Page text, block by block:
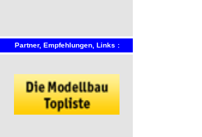
Partner, Empfehlungen, Links :